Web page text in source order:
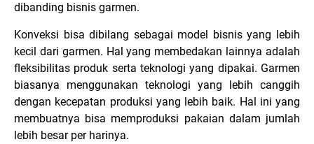
dibanding bisnis garmen.
Konveksi bisa dibilang sebagai model bisnis yang lebih
kecil dari garmen. Hal yang membedakan lainnya adalah
fleksibilitas produk serta teknologi yang dipakai. Garmen
biasanya menggunakan teknologi yang lebih canggih
dengan kecepatan produksi yang lebih baik. Hal ini yang
membuatnya bisa memproduksi pakaian dalam jumlah
lebih besar per harinya.